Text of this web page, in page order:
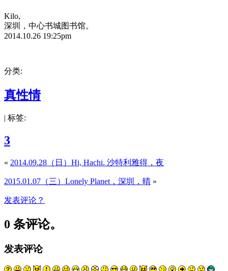
Kilo,
深圳，中心书城图书馆。
2014.10.26 19:25pm
分类:
真性情
| 标签:
3
« 2014.09.28（日）Hi, Hachi. 沙特利雅得，夜
2015.01.07（三）Lonely Planet，深圳，晴 »
发表评论？
0 条评论。
发表评论